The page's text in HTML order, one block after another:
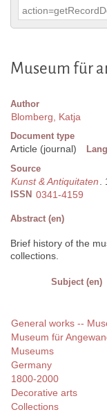
Museum für
Author
Blomberg, Katja
Document type
Article (journal)
Source
Kunst & Antiquitaten.
ISSN 0341-4159
Abstract (en)
Brief history of the
collections.
Subject (en)
General works --
Museum für
Museums
Germany
1800-2000
Decorative arts
Collections